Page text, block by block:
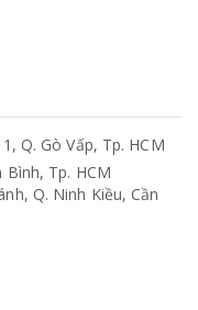
Q. Gò Vấp, Tp. HCM
Bình, Tp. HCM
Q. Ninh Kiều, Cần